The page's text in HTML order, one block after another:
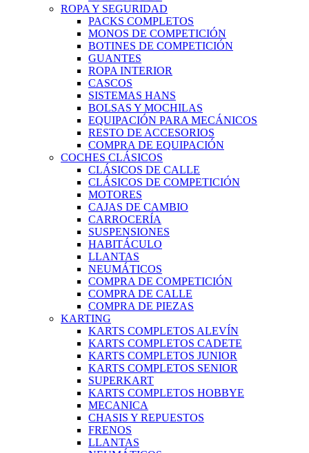
ROPA Y SEGURIDAD
PACKS COMPLETOS
MONOS DE COMPETICIÓN
BOTINES DE COMPETICIÓN
GUANTES
ROPA INTERIOR
CASCOS
SISTEMAS HANS
BOLSAS Y MOCHILAS
EQUIPACIÓN PARA MECÁNICOS
RESTO DE ACCESORIOS
COMPRA DE EQUIPACIÓN
COCHES CLÁSICOS
CLÁSICOS DE CALLE
CLÁSICOS DE COMPETICIÓN
MOTORES
CAJAS DE CAMBIO
CARROCERÍA
SUSPENSIONES
HABITÁCULO
LLANTAS
NEUMÁTICOS
COMPRA DE COMPETICIÓN
COMPRA DE CALLE
COMPRA DE PIEZAS
KARTING
KARTS COMPLETOS ALEVÍN
KARTS COMPLETOS CADETE
KARTS COMPLETOS JUNIOR
KARTS COMPLETOS SENIOR
SUPERKART
KARTS COMPLETOS HOBBYE
MECANICA
CHASIS Y REPUESTOS
FRENOS
LLANTAS